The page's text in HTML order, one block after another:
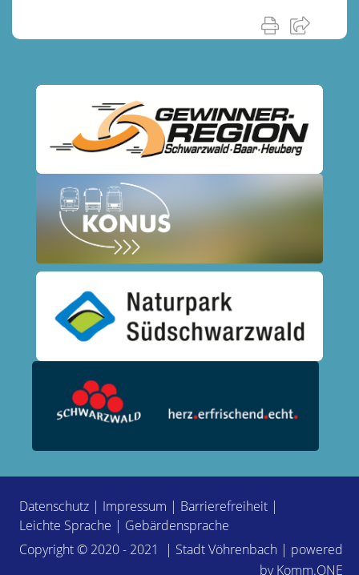
Datenschutz | Impressum | Barrierefreiheit |
Leichte Sprache | Gebärdensprache
Copyright © 2020 - 2021 | Stadt Vöhrenbach | powered
byKomm.ONE